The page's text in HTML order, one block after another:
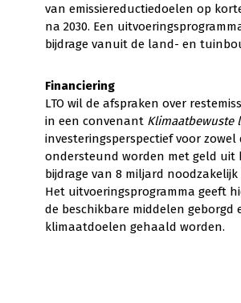
van emissiereductiedoelen op
na 2030. Een
bijdrage vanuit de land- en
Financiering
LTO wil de afspraken over
in een convenant Klimaatbewuste
investeringsperspectief voor
ondersteund worden met geld uit
bijdrage van 8 miljard
Het uitvoeringsprogramma geeft
de beschikbare middelen
klimaatdoelen gehaald worden.